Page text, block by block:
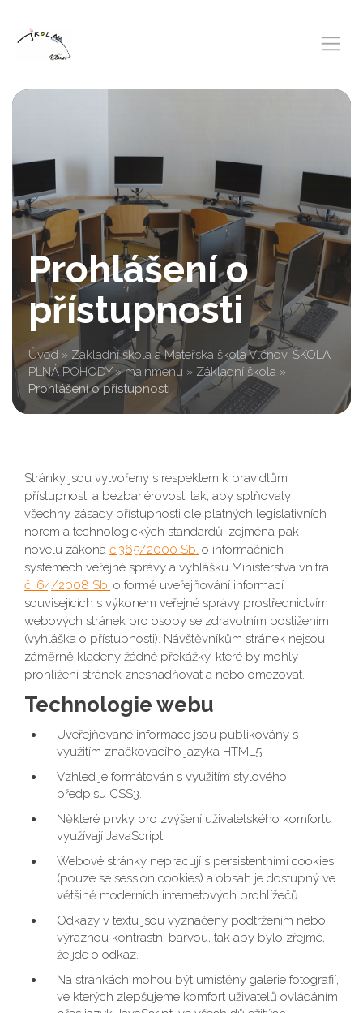
Prohlášení o
přístupnosti
Úvod » Základní škola a Mateřská škola Vlčnov, ŠKOLA
PLNÁ POHODY » mainmenu » Základní škola »
Prohlášení o přístupnosti
Stránky jsou vytvořeny s respektem k pravidlům
přístupnosti a bezbariérovosti tak, aby splňovaly
všechny zásady přístupnosti dle platných legislativních
norem a technologických standardů, zejména pak
novelu zákona č.365/2000 Sb. o informačních
systémech veřejné správy a vyhlášku Ministerstva vnitra
č. 64/2008 Sb. o formě uveřejňování informací
souvisejících s výkonem veřejné správy prostřednictvím
webových stránek pro osoby se zdravotním postižením
(vyhláška o přístupnosti). Návštěvníkům stránek nejsou
záměrně kladeny žádné překážky, které by mohly
prohlížení stránek znesnadňovat a nebo omezovat.
Technologie webu
Uveřejňované informace jsou publikovány s
využitím značkovacího jazyka HTML5.
Vzhled je formátován s využitím stylového
předpisu CSS3.
Některé prvky pro zvýšení uživatelského komfortu
využívají JavaScript.
Webové stránky nepracují s persistentními cookies
(pouze se session cookies) a obsah je dostupný ve
většině moderních internetových prohlížečů.
Odkazy v textu jsou vyznačeny podtržením nebo
výraznou kontrastní barvou, tak aby bylo zřejmé,
že jde o odkaz.
Na stránkách mohou být umístěny galerie fotografií,
ve kterých zlepšujeme komfort uživatelů ovládáním